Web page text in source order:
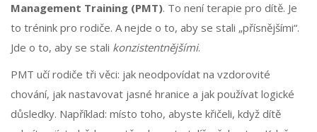
Management Training (PMT). To není terapie pro dítě. Je
to trénink pro rodiče. A nejde o to, aby se stali „přísnějšími“.
Jde o to, aby se stali konzistentnějšími.
PMT učí rodiče tři věci: jak neodpovídat na vzdorovité
chování, jak nastavovat jasné hranice a jak používat logické
důsledky. Například: místo toho, abyste křičeli, když dítě